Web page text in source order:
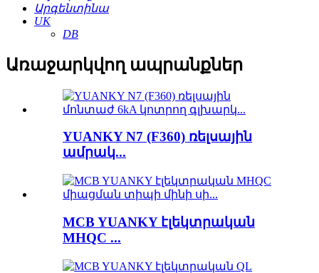
Արգենտինա
UK
DB
Առաջարկվող ապրանքներ
YUANKY N7 (F360) ռելսային
ամրակ...
MCB YUANKY էլեկտրական
MHQC ...